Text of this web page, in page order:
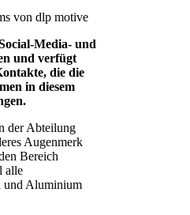
von dlp motive
Media- und
und verfügt
die die
in diesem
der Abteilung
Augenmerk
Bereich
alle
und Aluminium